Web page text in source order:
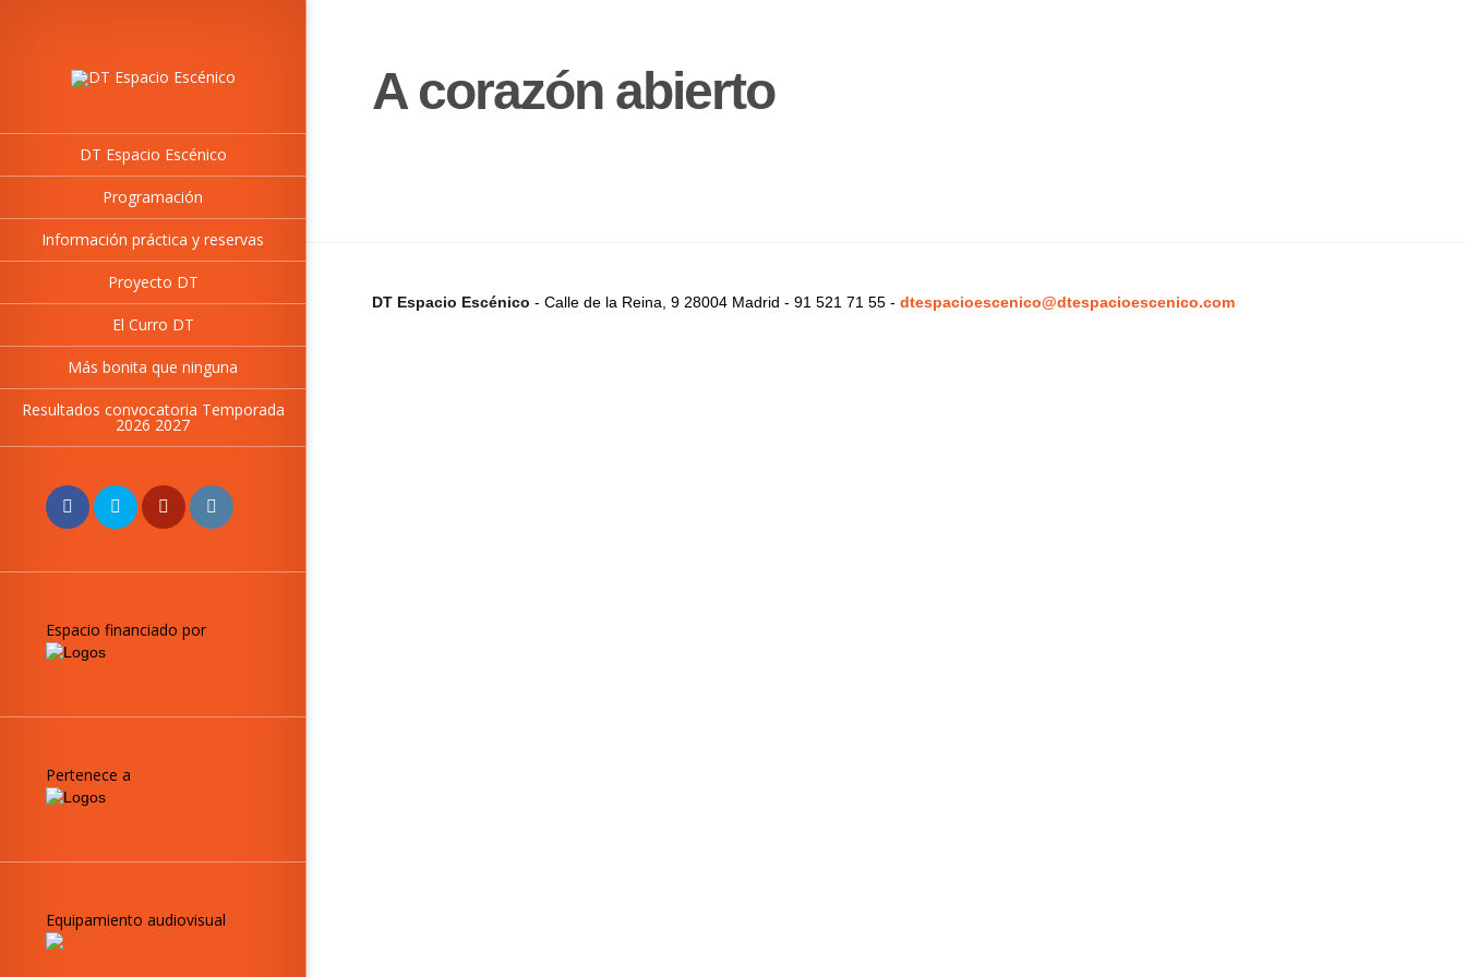
DT Espacio Escénico
Programación
Información práctica y reservas
Proyecto DT
El Curro DT
Más bonita que ninguna
Resultados convocatoria Temporada
2026 2027
Espacio financiado por
Pertenece a
Equipamiento audiovisual
A corazón abierto
DT Espacio Escénico - Calle de la Reina, 9 28004 Madrid - 91 521 71 55 - dtespacioescenico@dtespacioescenico.com